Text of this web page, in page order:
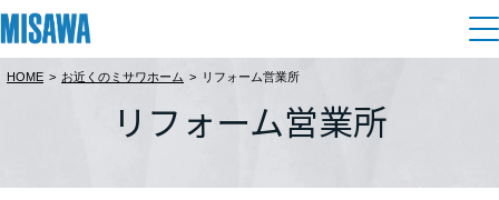
住まい
HOME > お近くのミサワホーム > リフォーム営業所
リフォーム営業所
都道府県を選択